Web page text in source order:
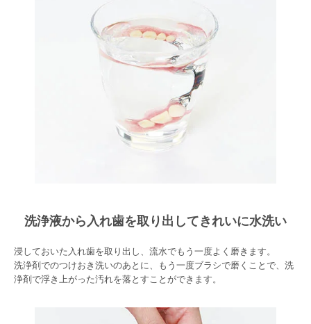
洗浄液から入れ歯を取り出してきれいに水洗い
浸しておいた入れ歯を取り出し、流水でもう一度よく磨きます。
洗浄剤でのつけおき洗いのあとに、もう一度ブラシで磨くことで、洗
浄剤で浮き上がった汚れを落とすことができます。